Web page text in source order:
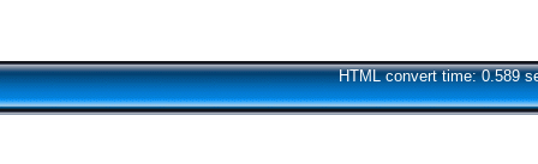
HTML convert time: 0.589